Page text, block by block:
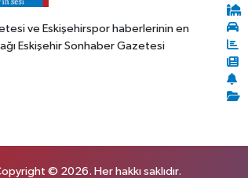
ve Eskişehirspor haberlerinin en
Eskişehir Sonhaber Gazetesi
© 2026. Her hakkı saklıdır.